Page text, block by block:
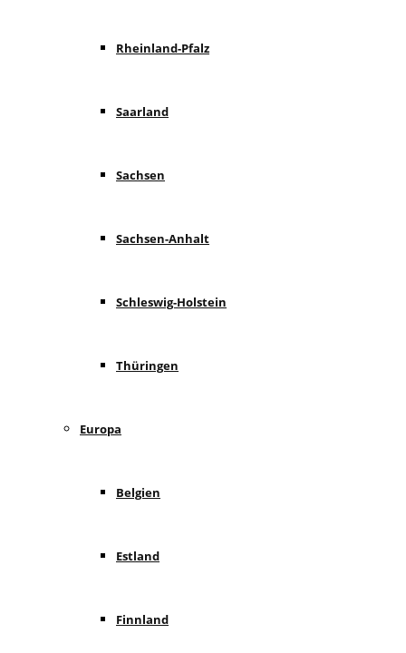
Rheinland-Pfalz
Saarland
Sachsen
Sachsen-Anhalt
Schleswig-Holstein
Thüringen
Europa
Belgien
Estland
Finnland